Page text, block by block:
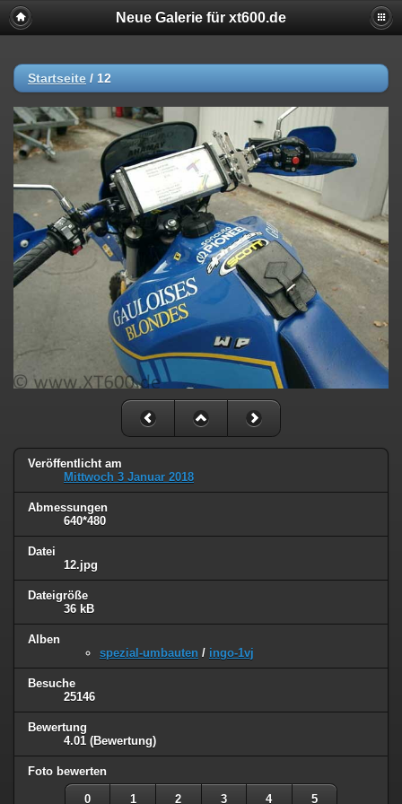
Neue Galerie für xt600.de
Startseite / 12
Veröffentlicht am
Mittwoch 3 Januar 2018
Abmessungen
640*480
Datei
12.jpg
Dateigröße
36 kB
Alben
spezial-umbauten / ingo-1vj
Besuche
25146
Bewertung
4.01 (Bewertung)
Foto bewerten
0 1 2 3 4 5